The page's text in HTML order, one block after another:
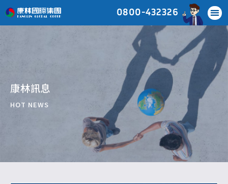
0800-432326
康林訊息
HOT NEWS